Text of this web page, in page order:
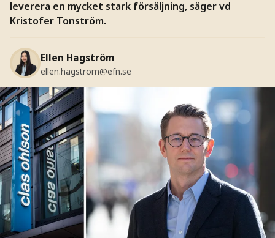
leverera en mycket stark försäljning, säger vd
Kristofer Tonström.
Ellen Hagström
ellen.hagstrom@efn.se